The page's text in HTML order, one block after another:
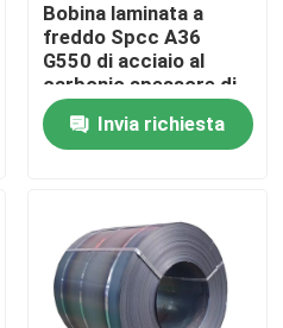
Bobina laminata a
freddo Spcc A36
G550 di acciaio al
carbonio spessore di
300mm - di 0.1mm
Invia richiesta